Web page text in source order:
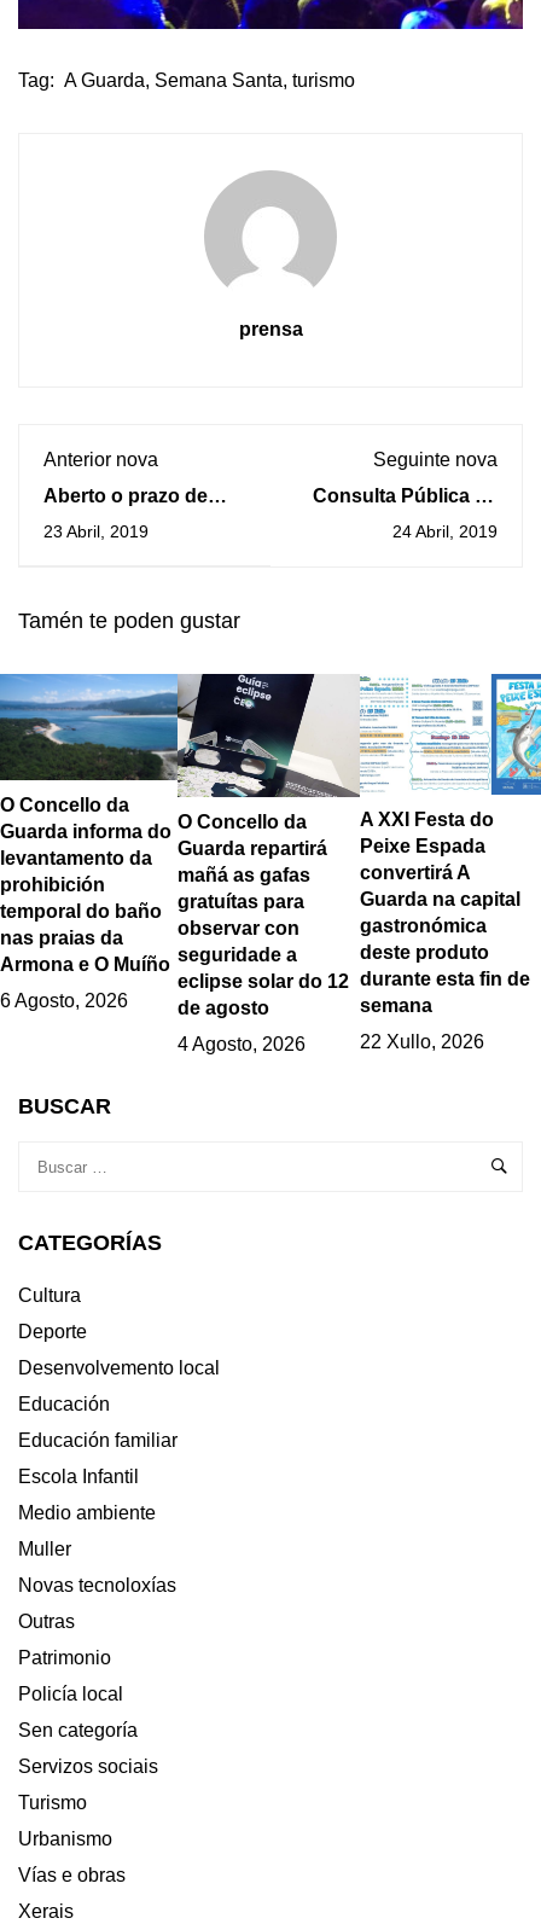
Tag: A Guarda, Semana Santa, turismo
prensa
Anterior nova
Aberto o prazo de
solicitudes para os
23 Abril, 2019
Seguinte nova
Consulta Pública da
nova Ordenanza de
24 Abril, 2019
Tamén te poden gustar
O Concello da
Guarda informa do
levantamento da
prohibición
temporal do baño
nas praias da
Armona e O Muíño
6 Agosto, 2026
O Concello da
Guarda repartirá
mañá as gafas
gratuítas para
observar con
seguridade a
eclipse solar do 12
de agosto
4 Agosto, 2026
A XXI Festa do
Peixe Espada
convertirá A
Guarda na capital
gastronómica
deste produto
durante esta fin de
semana
22 Xullo, 2026
BUSCAR
CATEGORÍAS
Cultura
Deporte
Desenvolvemento local
Educación
Educación familiar
Escola Infantil
Medio ambiente
Muller
Novas tecnoloxías
Outras
Patrimonio
Policía local
Sen categoría
Servizos sociais
Turismo
Urbanismo
Vías e obras
Xerais